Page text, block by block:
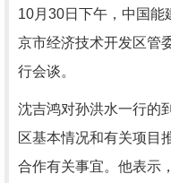
10月30日下午，中国能
京市经济技术开发区管
行会谈。
沈吉鸿对孙洪水一行的
区基本情况和有关项目
合作有关事宜。他表示